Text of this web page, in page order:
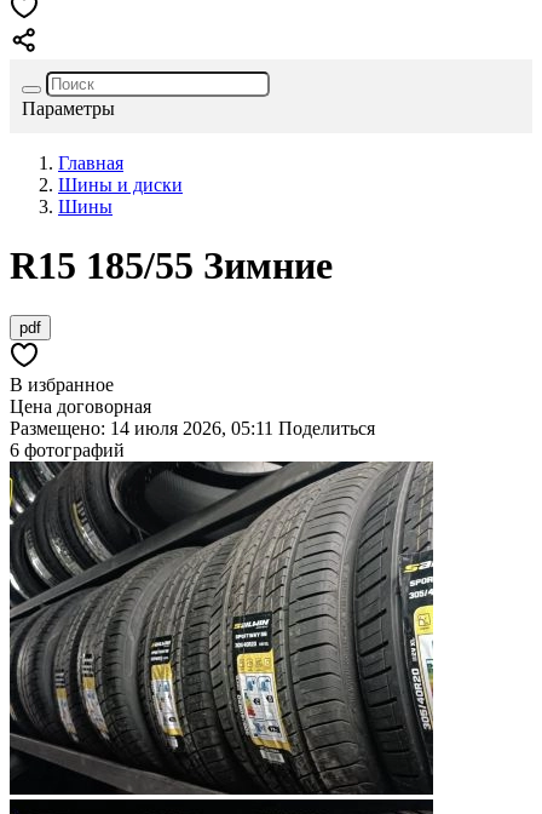
Параметры
Главная
Шины и диски
Шины
R15 185/55 Зимние
pdf
В избранное
Цена договорная
Размещено: 14 июля 2026, 05:11 Поделиться
6 фотографий